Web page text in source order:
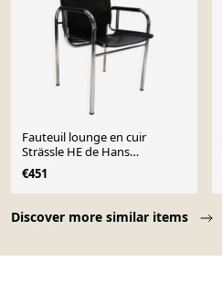
Discover more similar items
Fauteuil lounge en cuir
Strässle HE de Hans
Eichenberger
€451